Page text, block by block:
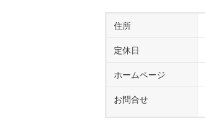
住所
定休日
ホームページ
お問合せ